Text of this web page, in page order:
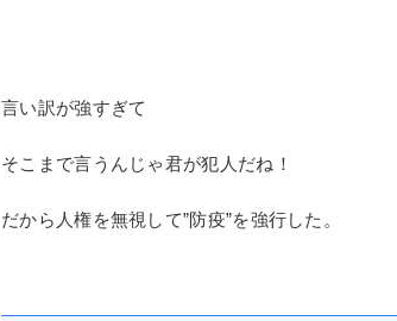
言い訳が強すぎて
そこまで言うんじゃ君が犯人だね！
だから人権を無視して”防疫”を強行した。